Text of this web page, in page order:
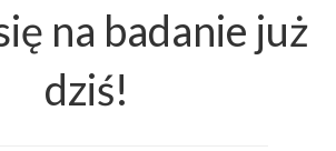
na badanie już
dziś!